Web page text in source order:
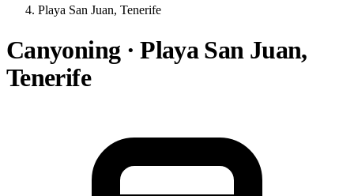
Playa San Juan, Tenerife
Canyoning · Playa San Juan,
Tenerife